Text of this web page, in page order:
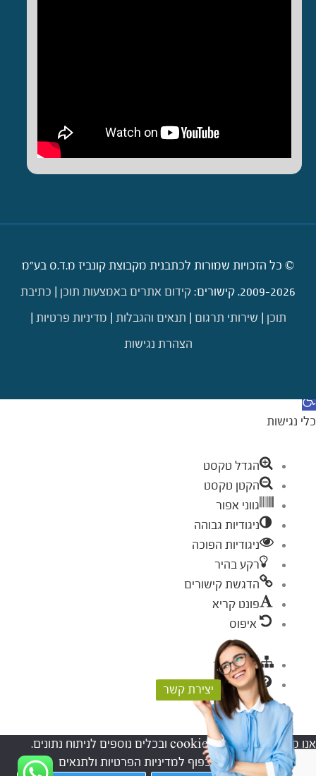
© כל הזכויות שמורות לכתבנית מקבוצת קונביז מ.ד.ס בע"מ
2009-2026. קישורים:
קידום אתרים באמצעות תוכן
כתיבת
תוכן
שירותי תרגום תנאים והגבלות מדיניות פרטיות
הצהרת נגישות
יצירת קשר
פתח סרגל נגישות
כלי נגישות
הגדל טקסט
הקטן טקסט
גווני אפור
ניגודיות גבוהה
ניגודיות הפוכה
רקע בהיר
הדגשת קישורים
פונט קריא
איפוס
מפת אתר
עזרה
פידבק
אנו משתמשים בקבצי cookies ובכלים נוספים לניתוח נתונים.
המשך השימוש באתר, כפוף למדיניות הפרטיות ולתנאים